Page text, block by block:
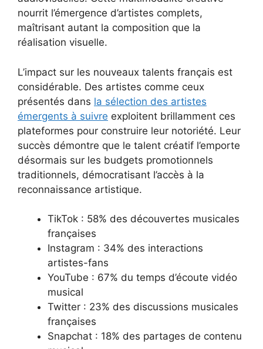
nourrit l’émergence d’artistes complets,
maîtrisant autant la composition que la
réalisation visuelle.
L’impact sur les nouveaux talents français est
considérable. Des artistes comme ceux
présentés dans la sélection des artistes
émergents à suivre exploitent brillamment ces
plateformes pour construire leur notoriété. Leur
succès démontre que le talent créatif l’emporte
désormais sur les budgets promotionnels
traditionnels, démocratisant l’accès à la
reconnaissance artistique.
TikTok : 58% des découvertes musicales
françaises
Instagram : 34% des interactions
artistes-fans
YouTube : 67% du temps d’écoute vidéo
musical
Twitter : 23% des discussions musicales
françaises
Snapchat : 18% des partages de contenu